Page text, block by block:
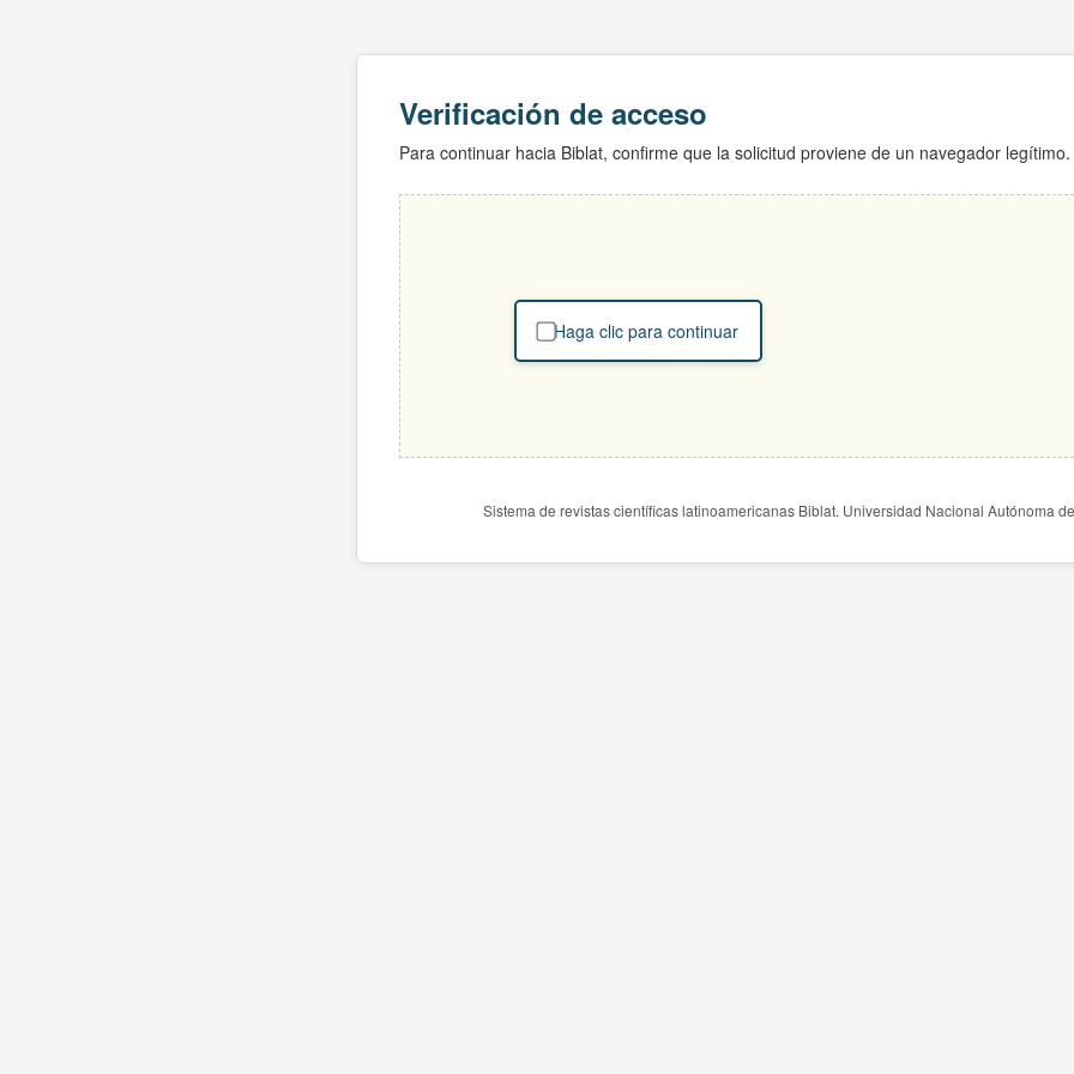
Verificación de acceso
Para continuar hacia Biblat, confirme que la solicitud proviene de un navegador legítimo.
Haga clic para continuar
Sistema de revistas científicas latinoamericanas Biblat. Universidad Nacional Autónoma